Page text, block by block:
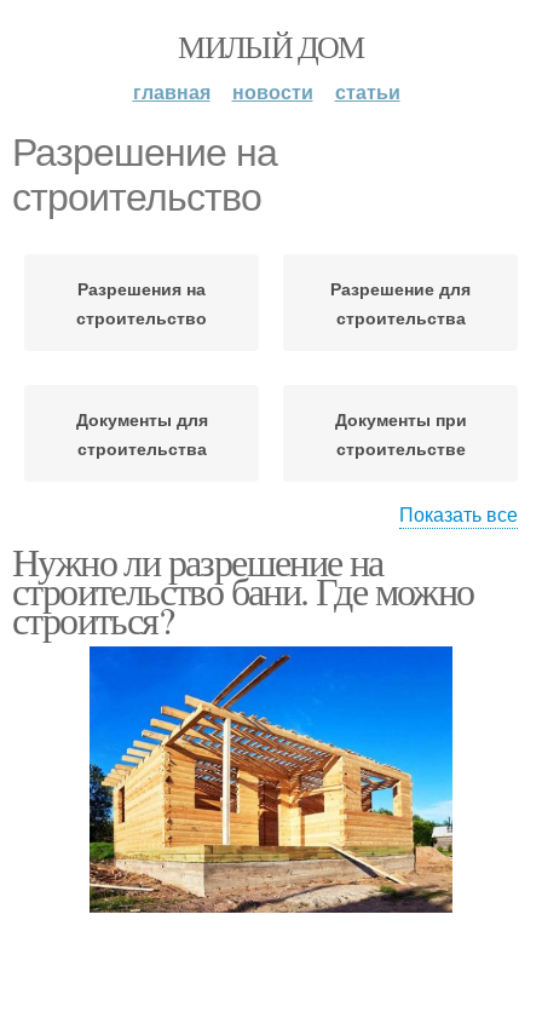
МИЛЫЙ ДОМ
главная новости статьи
Разрешение на
строительство
Разрешения на
строительство
Разрешение для
строительства
Документы для
строительства
Документы при
строительстве
строительство
Показать все
Нужно ли разрешение на
строительство бани. Где можно
строиться?